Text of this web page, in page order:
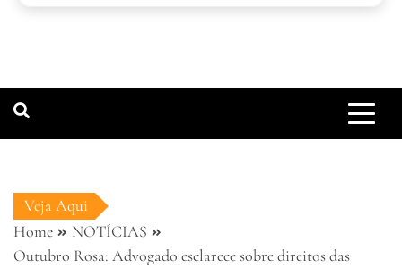
Veja Aqui
Home
NOTÍCIAS
Outubro Rosa: Advogado esclarece sobre direitos das